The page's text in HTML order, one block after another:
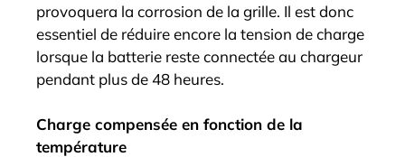
provoquera la corrosion de la grille. Il est donc
essentiel de réduire encore la tension de charge
lorsque la batterie reste connectée au chargeur
pendant plus de 48 heures.
Charge compensée en fonction de la
température